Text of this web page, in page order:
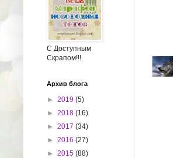
С Доступным
Скрапом!!!
Архив блога
► 2019 (5)
► 2018 (16)
► 2017 (34)
► 2016 (27)
► 2015 (88)